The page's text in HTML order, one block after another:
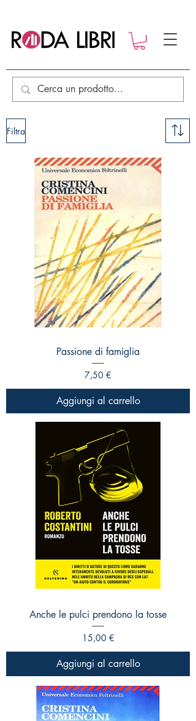
Filtra
Passione di famiglia
Prezzo
7,50 €
Aggiungi al carrello
Anche le pulci prendono la tosse
Prezzo
15,00 €
Aggiungi al carrello